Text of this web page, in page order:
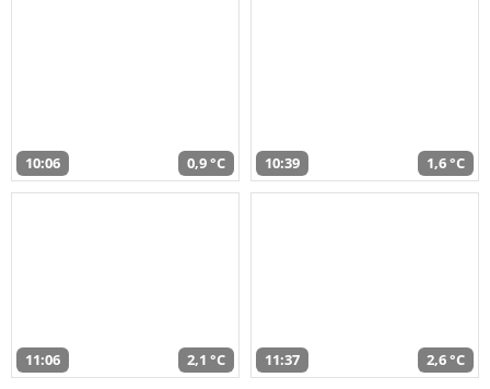
10:06 0,9 °C 10:39 1,6 °C
11:06 2,1 °C 11:37 2,6 °C